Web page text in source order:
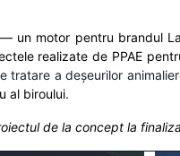
un motor pentru brandul
realizate de PPAE
tratare a deșeurilor
al biroului.
de la concept la